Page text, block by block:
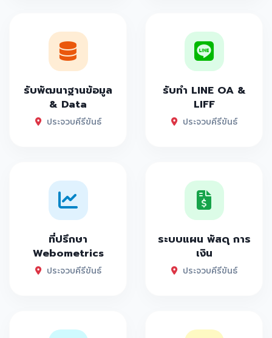
รับพัฒนาฐานข้อมูล
& Data
ประจวบคีรีขันธ์
รับทำ LINE OA &
LIFF
ประจวบคีรีขันธ์
ที่ปรึกษา
Webometrics
ประจวบคีรีขันธ์
ระบบแผน พัสดุ การ
เงิน
ประจวบคีรีขันธ์